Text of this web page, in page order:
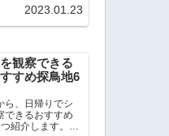
くの探鳥地を訪
た場所です。以
観察しやすく、
2023.01.23
観察できる
すめ探鳥地6
ら、日帰りでシ
できるおすすめ
紹介します。こ